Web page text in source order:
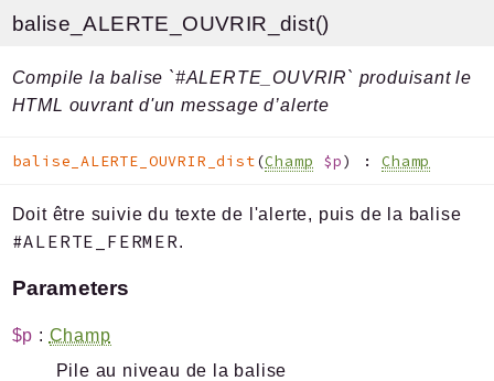
balise_ALERTE_OUVRIR_dist()
Compile la balise `#ALERTE_OUVRIR` produisant le
HTML ouvrant d'un message d’alerte
balise_ALERTE_OUVRIR_dist(Champ $p) :Champ
Doit être suivie du texte de l'alerte, puis de la balise
#ALERTE_FERMER.
Parameters
$p : Champ
Pile au niveau de la balise